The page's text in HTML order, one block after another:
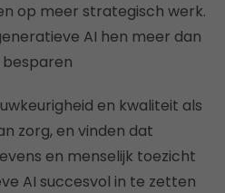
op meer strategisch werk.
AI hen meer dan
besparen
en kwaliteit als
zorg, en vinden dat
en menselijk toezicht
AI succesvol in te zetten